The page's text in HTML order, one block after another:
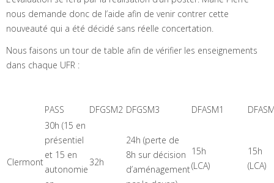
nous demande donc de l’aide afin de venir contrer cette
nouveauté qui a été décidé sans réelle concertation.
Nous faisons un tour de table afin de vérifier les enseignements
dans chaque UFR :
PASS DFGSM2 DFGSM3 DFASM1
Clermont
30h (15 en
présentiel
et 15 en
autonomie
32h
24h (perte de
8h sur décision
d’aménagement
15h
(LCA)
15h
(LCA)